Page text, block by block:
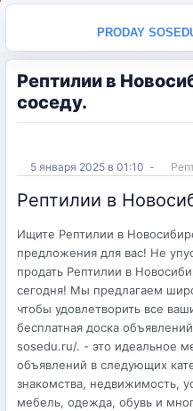
PRODAY
Рептилии в
соседу.
5 января 2025 в 01:10 -
Рептилии в
Ищите Рептилии в
предложения для вас! Не
продать Рептилии в
сегодня! Мы предлагаем
чтобы удовлетворить все
бесплатная доска
sosedu.ru/. - это идеальное
объявлений в следующих
знакомства, недвижимость,
мебель, одежда, обувь и